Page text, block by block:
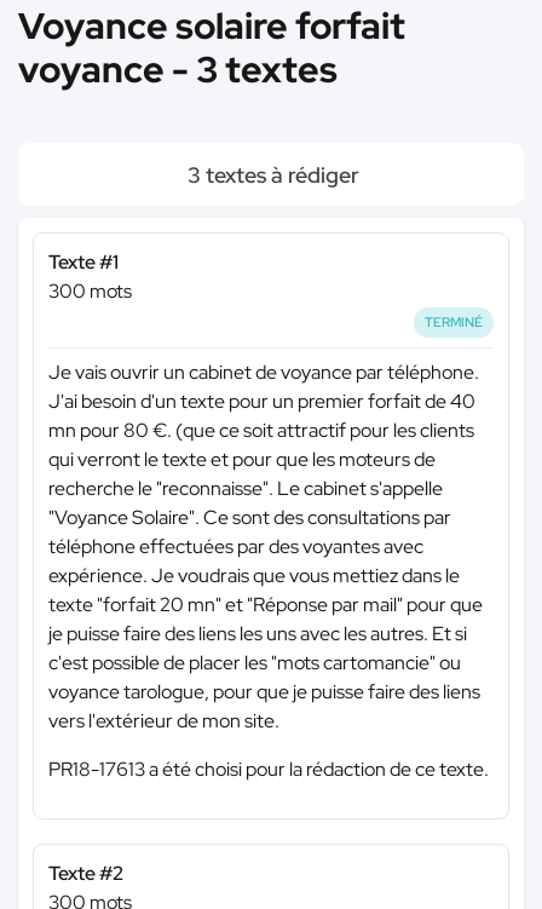
Voyance solaire forfait
voyance - 3 textes
3 textes à rédiger
Texte #1
300 mots
TERMINÉ
Je vais ouvrir un cabinet de voyance par téléphone.
J'ai besoin d'un texte pour un premier forfait de 40
mn pour 80 €. (que ce soit attractif pour les clients
qui verront le texte et pour que les moteurs de
recherche le "reconnaisse". Le cabinet s'appelle
"Voyance Solaire". Ce sont des consultations par
téléphone effectuées par des voyantes avec
expérience. Je voudrais que vous mettiez dans le
texte "forfait 20 mn" et "Réponse par mail" pour que
je puisse faire des liens les uns avec les autres. Et si
c'est possible de placer les "mots cartomancie" ou
voyance tarologue, pour que je puisse faire des liens
vers l'extérieur de mon site.
PR18-17613 a été choisi pour la rédaction de ce texte.
Texte #2
300 mots